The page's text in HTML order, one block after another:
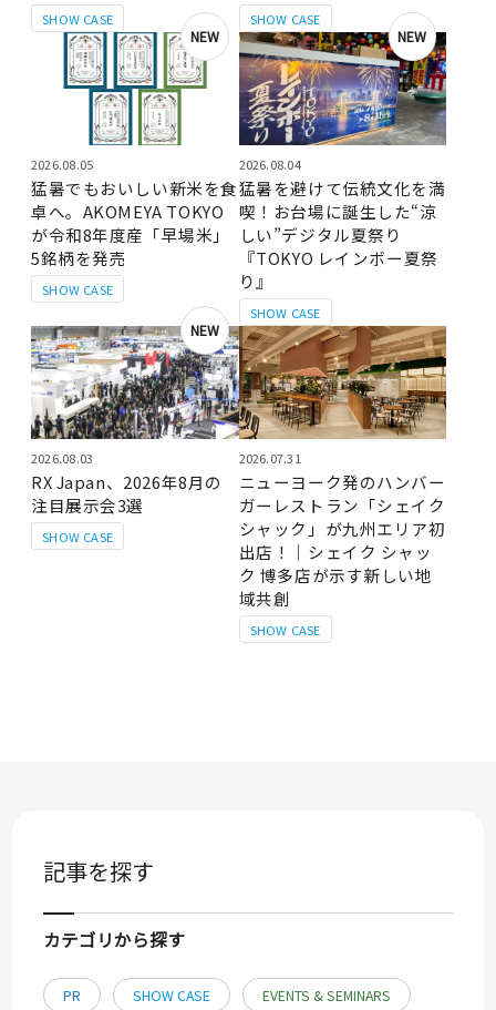
SHOW CASE SHOW CASE
NEW
SHOW CASE
2026.08.05
猛暑でもおいしい新米を食
卓へ。AKOMEYA TOKYO
が令和8年度産「早場米」
5銘柄を発売
NEW
SHOW CASE
2026.08.04
猛暑を避けて伝統文化を満
喫！お台場に誕生した“涼
しい”デジタル夏祭り
『TOKYO レインボー夏祭
り』
NEW
SHOW CASE
2026.08.03
RX Japan、2026年8月の
注目展示会3選
SHOW CASE
2026.07.31
ニューヨーク発のハンバー
ガーレストラン「シェイク
シャック」が九州エリア初
出店！｜シェイク シャッ
ク 博多店が示す新しい地
域共創
記事を探す
カテゴリから探す
PR SHOW CASE EVENTS & SEMINARS